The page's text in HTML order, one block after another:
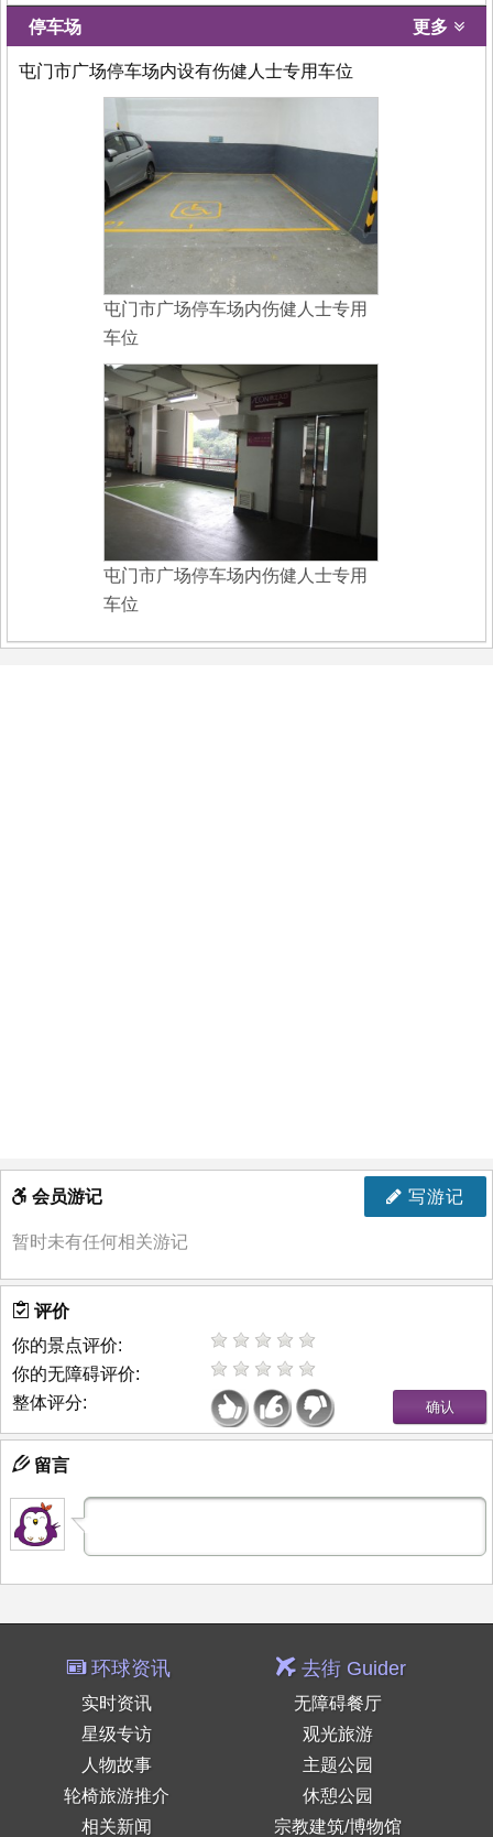
停车场 更多
屯门市广场停车场内设有伤健人士专用车位
屯门市广场停车场内伤健人士专用
车位
屯门市广场停车场内伤健人士专用
车位
写游记
会员游记
暂时未有任何相关游记
评价
你的景点评价:
你的无障碍评价:
整体评分:
留言
环球资讯
实时资讯
星级专访
人物故事
轮椅旅游推介
相关新闻
去街 Guider
无障碍餐厅
观光旅游
主题公园
休憩公园
宗教建筑/博物馆